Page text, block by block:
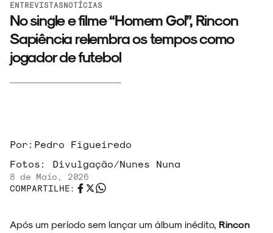
ENTREVISTASNOTÍCIAS
No single e filme “Homem Gol”, Rincon
Sapiência relembra os tempos como
jogador de futebol
Por: Pedro Figueiredo
Fotos: Divulgação/Nunes Nuna
8 de Maio, 2026
COMPARTILHE:
Após um período sem lançar um álbum inédito, Rincon